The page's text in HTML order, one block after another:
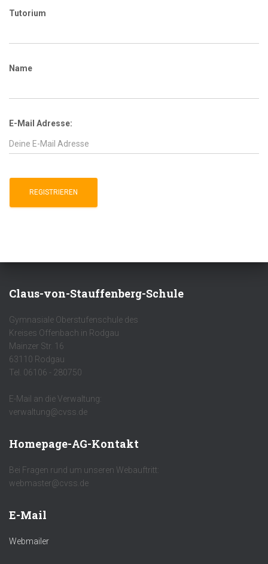
Tutorium
Name
E-Mail Adresse:
Claus-von-Stauffenberg-Schule
Gymnasiale Oberstufenschule des
Kreises Offenbach in Rodgau
Mainzer Str. 16
63110 Rodgau
Tel. 06106 - 280750
E-Mail an die Verwaltung:
verwaltung@cvss.de
Homepage-AG-Kontakt
Bei Fragen rund um unseren Webauftritt:
webmaster@cvss.de
E-Mail
Webmailer